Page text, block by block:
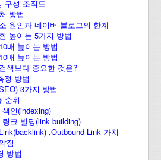
구성 조직도
방법
원인과 네이버 블로그의 한계
높이는 5가지 방법
배 높이는 방법
배 높이는 방법
색보다 중요한 것은?
정 방법
3가지 방법
순위
인(indexing)
크 빌딩(link building)
,Outbound Link 가치
점
방법